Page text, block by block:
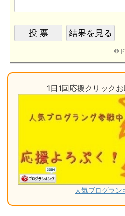
©
1日1回応援クリックお
人気ブログラン